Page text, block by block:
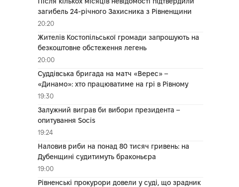
загибель 24-річного Захисника з Рівненщини
20:20
Жителів Костопільської громади запрошують на
безкоштовне обстеження легень
20:00
Суддівська бригада на матч «Верес» –
«Динамо»: хто працюватиме на грі в Рівному
19:30
Залужний виграв би вибори президента –
опитування Socis
19:24
Наловив риби на понад 80 тисяч гривень: на
Дубенщині судитимуть браконьєра
19:00
Рівненські прокурори довели у суді, що зрадник